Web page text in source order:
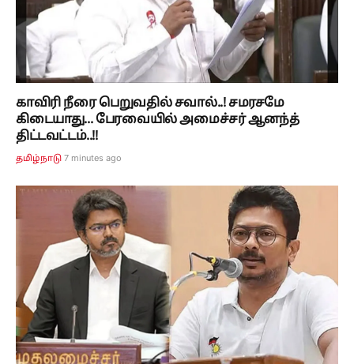
காவிரி நீரை பெறுவதில் சவால்..! சமரசமே
கிடையாது... பேரவையில் அமைச்சர் ஆனந்த்
திட்டவட்டம்..!!
தமிழ்நாடு 7 minutes ago